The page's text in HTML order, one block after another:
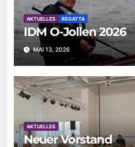
AKTUELLES REGATTA
IDM O-Jollen 2026
MAI 13, 2026
AKTUELLES
Neuer Vorstand